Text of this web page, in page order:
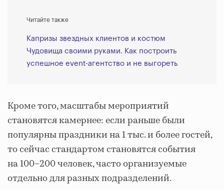
Читайте также
Капризы звездных клиентов и костюм
Чудовища своими руками. Как построить
успешное event-агентство и не выгореть
Кроме того, масштабы мероприятий
становятся камернее: если раньше были
популярны праздники на 1 тыс. и более гостей,
то сейчас стандартом становятся события
на 100–200 человек, часто организуемые
отдельно для разных подразделений.